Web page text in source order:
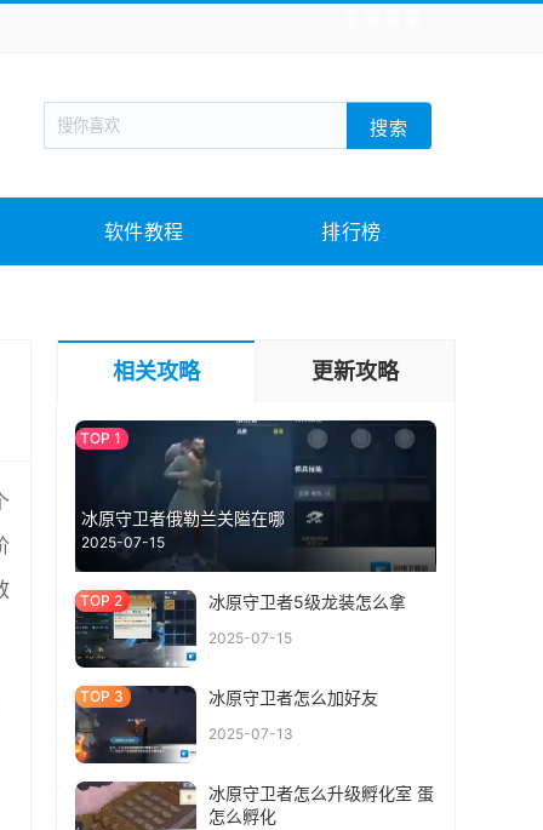
新闻阅读 旅游出行 生活实用
回合网游 战棋游戏 枪战射击
教育教学 游戏娱乐 系统软件 素材下载
搜索
软件教程 排行榜
相关攻略 更新攻略
冰原守卫者俄勒兰关隘在哪
2025-07-15
冰原守卫者5级龙装怎么拿
2025-07-15
冰原守卫者怎么加好友
2025-07-13
冰原守卫者怎么升级孵化室 蛋
怎么孵化